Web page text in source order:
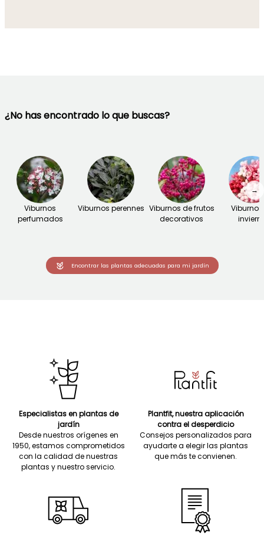
¿No has encontrado lo que buscas?
Viburnos
perfumados
Viburnos perennes Viburnos de frutos
decorativos
→
Encontrar las plantas adecuadas para mi jardín
Especialistas en plantas de
jardín
Desde nuestros orígenes en
1950, estamos comprometidos
con la calidad de nuestras
plantas y nuestro servicio.
Plantfit, nuestra aplicación
contra el desperdicio
Consejos personalizados para
ayudarte a elegir las plantas
que más te convienen.